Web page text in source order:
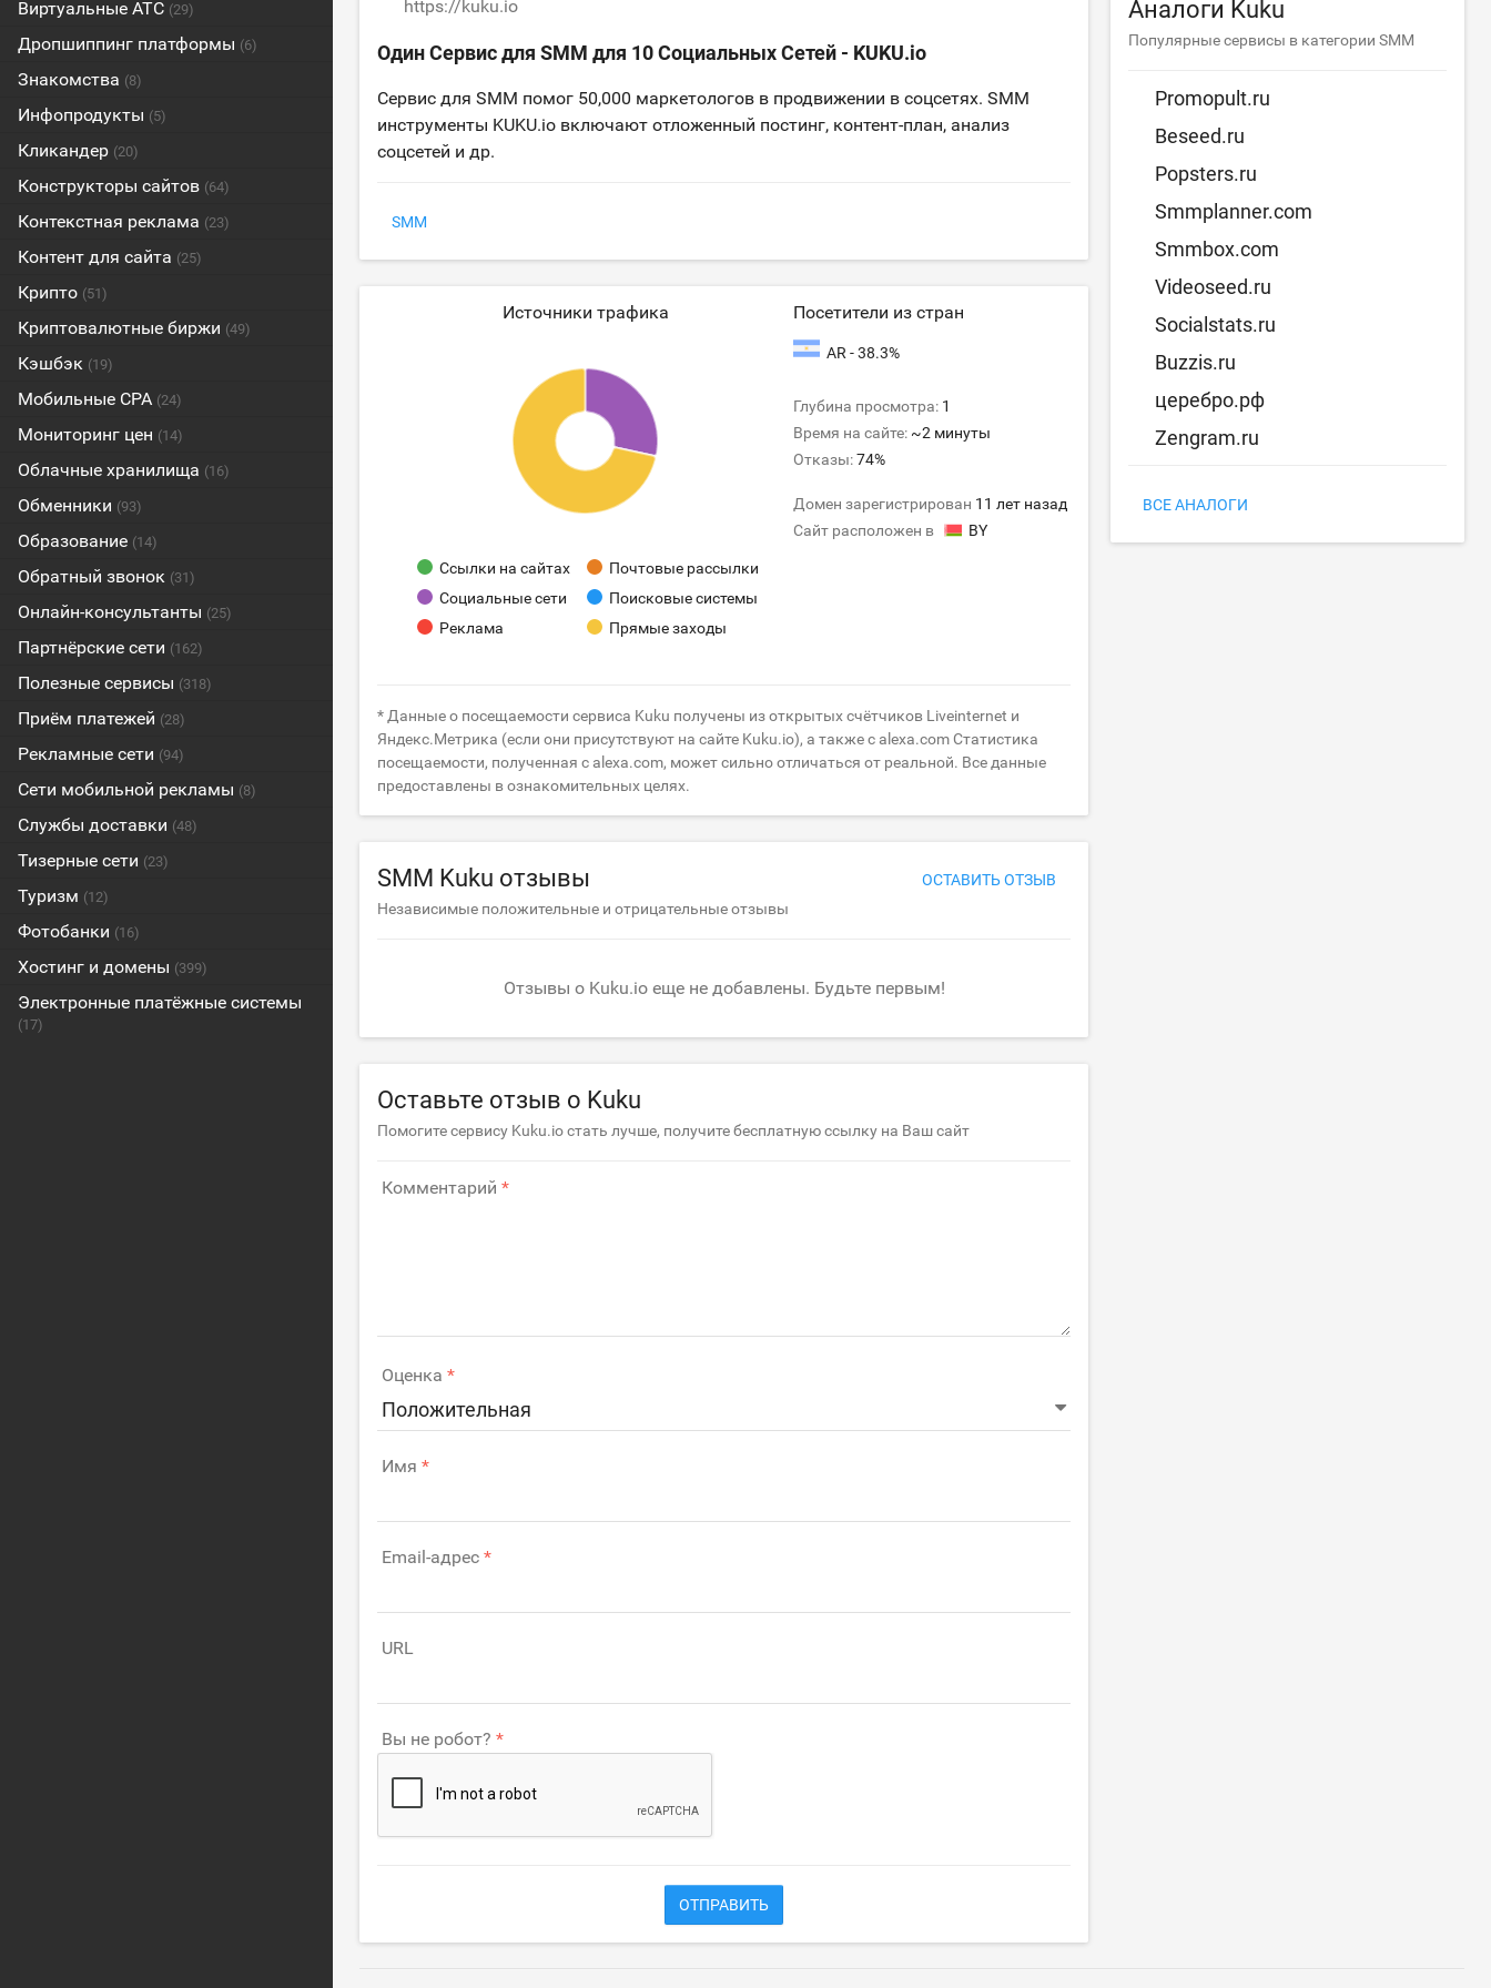
Виртуальные АТС (29)
Дропшиппинг платформы (6)
Знакомства (8)
Инфопродукты (5)
Кликандер (20)
Конструкторы сайтов (64)
Контекстная реклама (23)
Контент для сайта (25)
Крипто (51)
Криптовалютные биржи (49)
Кэшбэк (19)
Мобильные CPA (24)
Мониторинг цен (14)
Облачные хранилища (16)
Обменники (93)
Образование (14)
Обратный звонок (31)
Онлайн-консультанты (25)
Партнёрские сети (162)
Полезные сервисы (318)
Приём платежей (28)
Рекламные сети (94)
Сети мобильной рекламы (8)
Службы доставки (48)
Тизерные сети (23)
Туризм (12)
Фотобанки (16)
Хостинг и домены (399)
Электронные платёжные системы
(17)
https://kuku.io
Один Сервис для SMM для 10 Социальных Сетей - KUKU.io
Сервис для SMM помог 50,000 маркетологов в продвижении в соцсетях. SMM
инструменты KUKU.io включают отложенный постинг, контент-план, анализ
соцсетей и др.
SMM
Источники трафика
Ссылки на сайтах
Почтовые рассылки
Социальные сети
Поисковые системы
Реклама
Прямые заходы
Посетители из стран
AR - 38.3%
Глубина просмотра: 1
Время на сайте: ~2 минуты
Отказы:74%
Домен зарегистрирован 11 лет назад
Сайт расположен в
BY
* Данные о посещаемости сервиса Kuku получены из открытых счётчиков Liveinternet и
Яндекс.Метрика (если они присутствуют на сайте Kuku.io), а также с alexa.com Статистика
посещаемости, полученная с alexa.com, может сильно отличаться от реальной. Все данные
предоставлены в ознакомительных целях.
SMM Kuku отзывы
Независимые положительные и отрицательные отзывы
ОСТАВИТЬ ОТЗЫВ
Отзывы о Kuku.io еще не добавлены. Будьте первым!
Оставьте отзыв о Kuku
Помогите сервису Kuku.io стать лучше, получите бесплатную ссылку на Ваш сайт
Комментарий
Оценка
Положительная
Имя
Email-адрес
URL
Вы не робот?
ОТПРАВИТЬ
Аналоги Kuku
Популярные сервисы в категории SMM
Promopult.ru
Beseed.ru
Popsters.ru
Smmplanner.com
Smmbox.com
Videoseed.ru
Socialstats.ru
Buzzis.ru
церебро.рф
Zengram.ru
ВСЕ АНАЛОГИ